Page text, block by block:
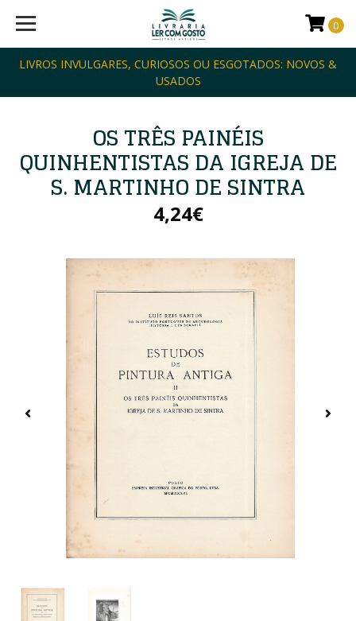
LIVROS INVULGARES, CURIOSOS OU ESGOTADOS: NOVOS &
USADOS
0
OS TRÊS PAINÉIS
QUINHENTISTAS DA IGREJA DE
S. MARTINHO DE SINTRA
4,24€